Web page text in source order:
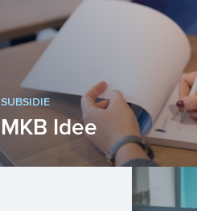
SUBSIDIE
MKB Idee
Wilt u investeren in het